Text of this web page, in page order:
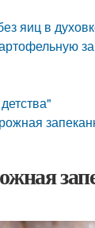
яиц в